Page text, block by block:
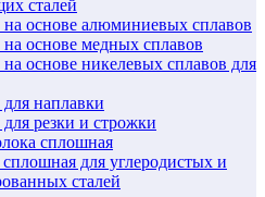
сталей
основе алюминиевых сплавов
основе медных сплавов
основе никелевых сплавов для
наплавки
резки и строжки
сплошная
для углеродистых и
сталей